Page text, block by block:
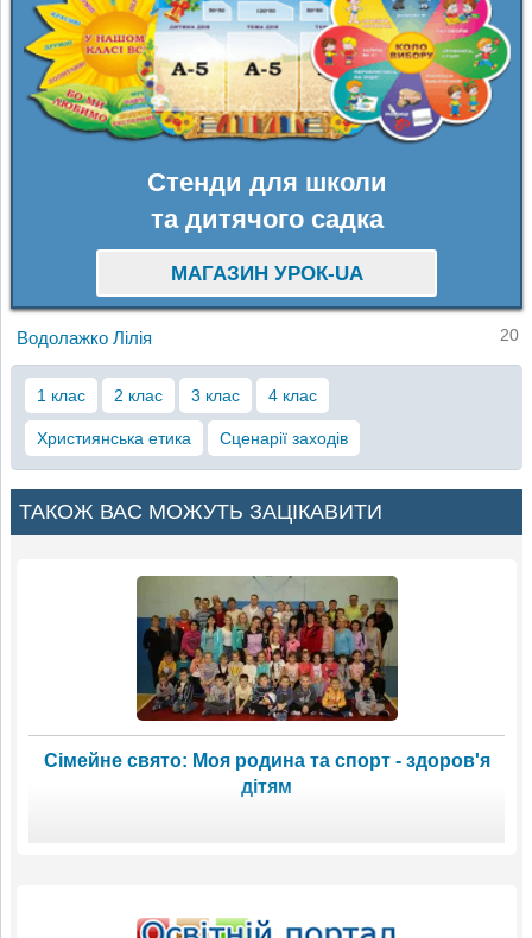
Стенди для школи
та дитячого садка
МАГАЗИН УРОК-UA
Водолажко Лілія 20
1 клас 2 клас 3 клас 4 клас
Християнська етика Сценарії заходів
ТАКОЖ ВАС МОЖУТЬ ЗАЦІКАВИТИ
Сімейне свято: Моя родина та спорт - здоров'я
дітям